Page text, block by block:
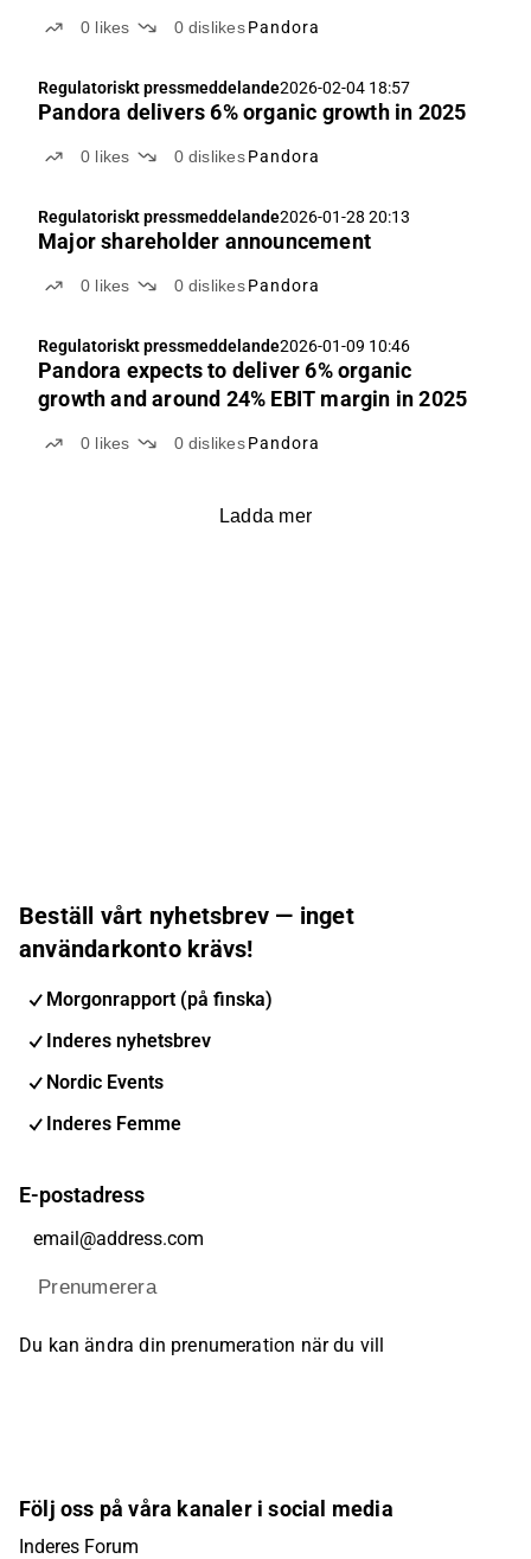
0 likes 0 dislikes Pandora
Regulatoriskt pressmeddelande2026-02-04 18:57
Pandora delivers 6% organic growth in 2025
0 likes 0 dislikes Pandora
Regulatoriskt pressmeddelande2026-01-28 20:13
Major shareholder announcement
0 likes 0 dislikes Pandora
Regulatoriskt pressmeddelande2026-01-09 10:46
Pandora expects to deliver 6% organic
growth and around 24% EBIT margin in 2025
0 likes 0 dislikes Pandora
Ladda mer
Beställ vårt nyhetsbrev — inget
användarkonto krävs!
Morgonrapport (på finska)
Inderes nyhetsbrev
Nordic Events
Inderes Femme
E-postadress
Prenumerera
Du kan ändra din prenumeration när du vill
Följ oss på våra kanaler i social media
Inderes Forum